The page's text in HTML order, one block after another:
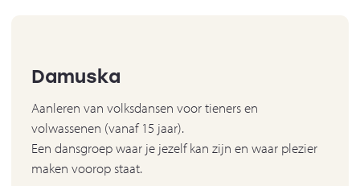
Damuska
Aanleren van volksdansen voor tieners en
volwassenen (vanaf 15 jaar).
Een dansgroep waar je jezelf kan zijn en waar plezier
maken voorop staat.